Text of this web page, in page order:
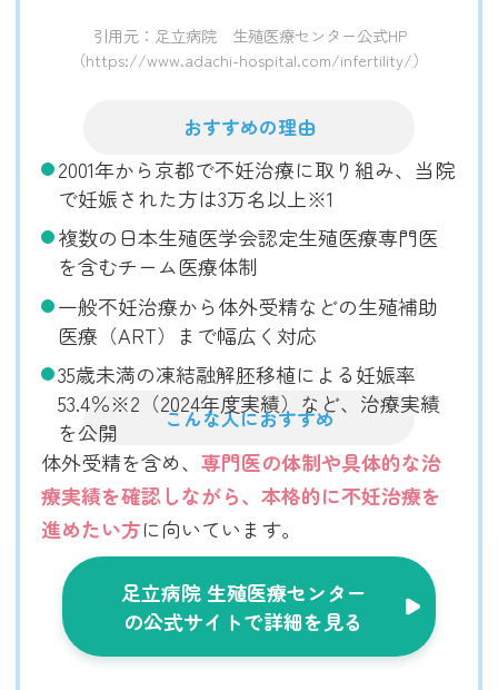
引用元：足立病院 生殖医療センター公式HP
（https://www.adachi-hospital.com/infertility/）
おすすめの理由
2001年から京都で不妊治療に取り組み、当院
で妊娠された方は3万名以上※1
複数の日本生殖医学会認定生殖医療専門医
を含むチーム医療体制
一般不妊治療から体外受精などの生殖補助
医療（ART）まで幅広く対応
35歳未満の凍結融解胚移植による妊娠率
53.4％※2（2024年度実績）など、治療実績
を公開
こんな人におすすめ
体外受精を含め、専門医の体制や具体的な治
療実績を確認しながら、本格的に不妊治療を
進めたい方に向いています。
足立病院 生殖医療センター
の公式サイトで詳細を見る